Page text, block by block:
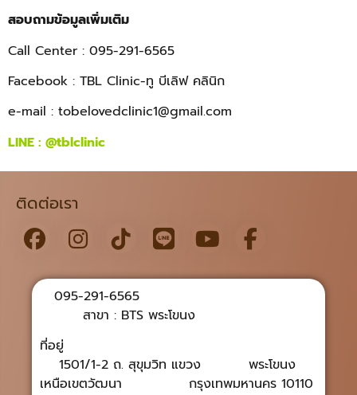
สอบถามข้อมูลเพิ่มเติม
Call Center : 095-291-6565
Facebook : TBL Clinic-ทู บีเลิฟ คลินิก
e-mail : tobelovedclinic1@gmail.com
LINE : @tblclinic
ติดต่อเรา
095-291-6565
สาขา : BTS พระโขนง
ที่อยู่
1501/1-2 ถ. สุขุมวิท แขวง พระโขนง
เหนือเขตวัฒนา กรุงเทพมหานคร 10110